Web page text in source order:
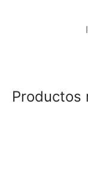
Productos